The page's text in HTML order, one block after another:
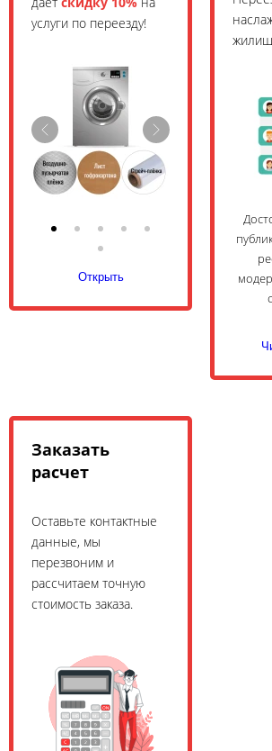
услуги по переезду!
Открыть
Заказать
расчет
Оставьте контактные
данные, мы
перезвоним и
рассчитаем точную
стоимость заказа.